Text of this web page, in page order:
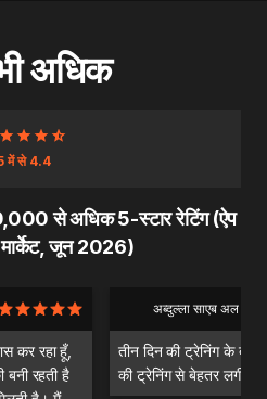
अधिक
में से 4.4
से अधिक 5-स्टार रेटिंग (ऐप
मार्केट, जून 2026)
कर रहा हूँ,
बनी रहती है
अब्दुल्ला साएब अल दंदशी
तीन दिन की ट्रेनिंग के बाद
की ट्रेनिंग से बेहतर लगी।